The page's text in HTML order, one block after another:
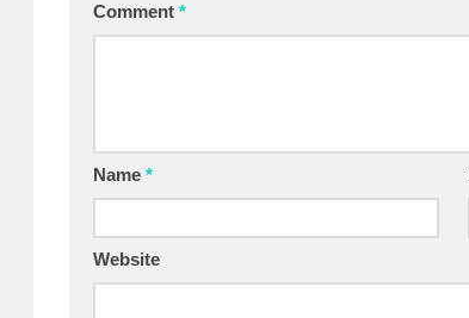
Comment *
Name *
Website